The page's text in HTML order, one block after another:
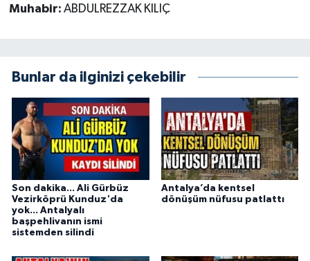
Muhabir: ABDULREZZAK KILIÇ
Bunlar da ilginizi çekebilir
Son dakika... Ali Gürbüz
Vezirköprü Kunduz'da
yok... Antalyalı
başpehlivanın ismi
sistemden silindi
Antalya’da kentsel
dönüşüm nüfusu patlattı